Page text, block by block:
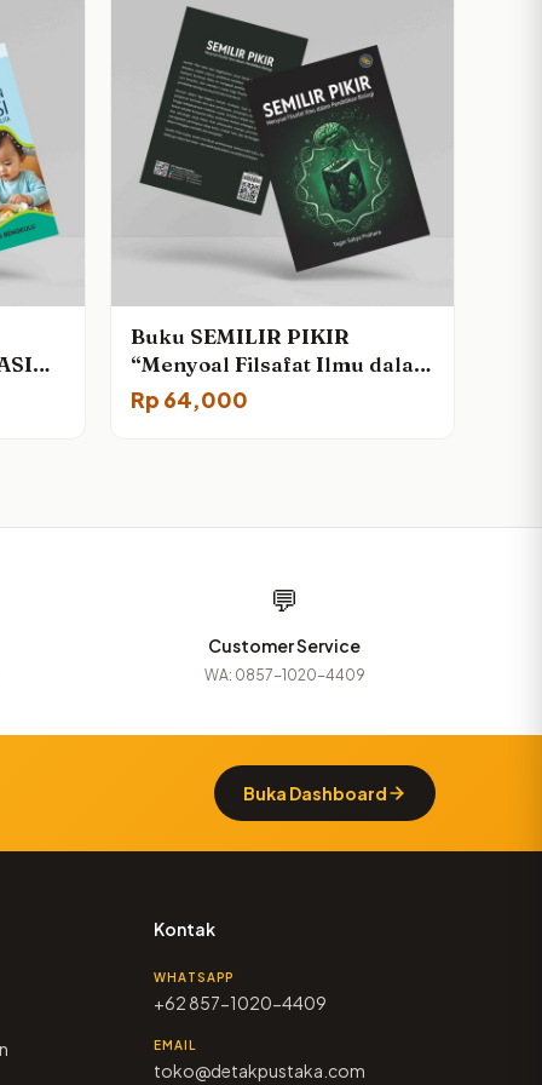
Buku SEMILIR PIKIR
“Menyoal Filsafat Ilmu dalam
Pendidikan Biologi”
Rp 64,000
💬
Customer Service
WA: 0857-1020-4409
Buka Dashboard
Kontak
WHATSAPP
+62 857-1020-4409
EMAIL
toko@detakpustaka.com